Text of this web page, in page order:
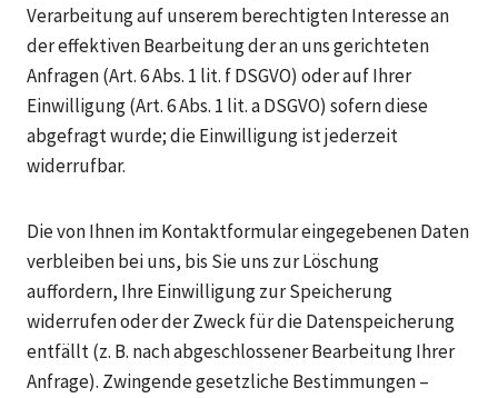
Verarbeitung auf unserem berechtigten Interesse an
der effektiven Bearbeitung der an uns gerichteten
Anfragen (Art. 6 Abs. 1 lit. f DSGVO) oder auf Ihrer
Einwilligung (Art. 6 Abs. 1 lit. a DSGVO) sofern diese
abgefragt wurde; die Einwilligung ist jederzeit
widerrufbar.
Die von Ihnen im Kontaktformular eingegebenen Daten
verbleiben bei uns, bis Sie uns zur Löschung
auffordern, Ihre Einwilligung zur Speicherung
widerrufen oder der Zweck für die Datenspeicherung
entfällt (z. B. nach abgeschlossener Bearbeitung Ihrer
Anfrage). Zwingende gesetzliche Bestimmungen –